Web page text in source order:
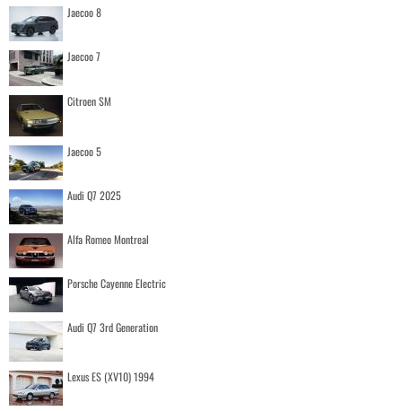
Jaecoo 8
Jaecoo 7
Citroen SM
Jaecoo 5
Audi Q7 2025
Alfa Romeo Montreal
Porsche Cayenne Electric
Audi Q7 3rd Generation
Lexus ES (XV10) 1994